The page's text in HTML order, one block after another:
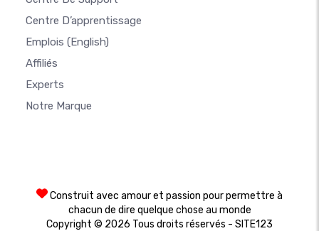
Centre D’apprentissage
Emplois (English)
Affiliés
Experts
Notre Marque
Construit avec amour et passion pour permettre à
chacun de dire quelque chose au monde
Copyright © 2026 Tous droits réservés - SITE123